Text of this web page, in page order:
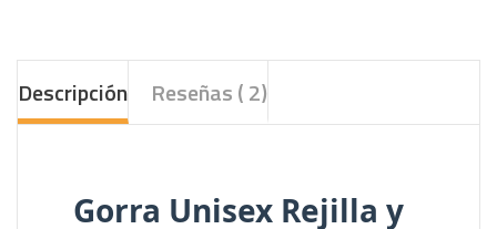
Descripción Reseñas ( 2)
Gorra Unisex Rejilla y